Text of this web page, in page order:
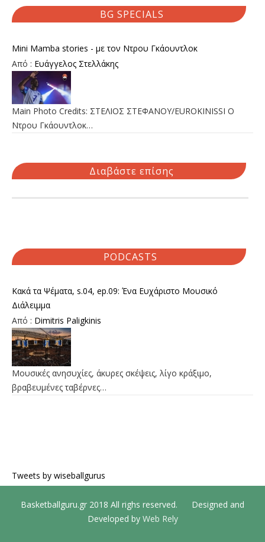
BG SPECIALS
Mini Mamba stories - με τον Ντρου Γκάουντλοκ
Από : Ευάγγελος Στελλάκης
Main Photo Credits: ΣΤΕΛΙΟΣ ΣΤΕΦΑΝΟΥ/EUROKINISSI Ο
Ντρου Γκάουντλοκ…
Διαβάστε επίσης
PODCASTS
Κακά τα Ψέματα, s.04, ep.09: Ένα Ευχάριστο Μουσικό
Διάλειμμα
Από : Dimitris Paligkinis
Μουσικές ανησυχίες, άκυρες σκέψεις, λίγο κράξιμο,
βραβευμένες ταβέρνες…
Tweets by wiseballgurus
Basketballguru.gr 2018 All righs reserved. Designed and
Developed by Web Rely